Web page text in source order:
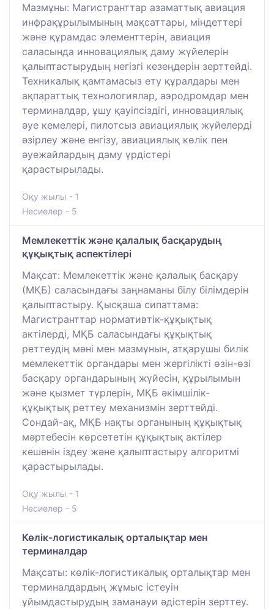
Мазмұны: Магистранттар азаматтық авиация
инфрақұрылымының мақсаттары, міндеттері
және құрамдас элементтерін, авиация
саласында инновациялық даму жүйелерін
қалыптастырудың негізгі кезеңдерін зерттейді.
Техникалық қамтамасыз ету құралдары мен
ақпараттық технологиялар, аэродромдар мен
терминалдар, ұшу қауіпсіздігі, инновациялық
әуе кемелері, пилотсыз авиациялық жүйелерді
әзірлеу және енгізу, авиациялық көлік пен
әуежайлардың даму үрдістері
қарастырылады.
Оқу жылы - 1
Несиелер - 5
Мемлекеттік және қалалық басқарудың
құқықтық аспектілері
Мақсат: Мемлекеттік және қалалық басқару
(МҚБ) саласындағы заңнаманы білу білімдерін
қалыптастыру. Қысқаша сипаттама:
Магистранттар нормативтік-құқықтық
актілерді, МҚБ саласындағы құқықтық
реттеудің мәні мен мазмұнын, атқарушы билік
мемлекеттік органдары мен жергілікті өзін-өзі
басқару органдарының жүйесін, құрылымын
және қызмет түрлерін, МҚБ әкімшілік-
құқықтық реттеу механизмін зерттейді.
Сондай-ақ, МҚБ нақты органының құқықтық
мәртебесін көрсететін құқықтық актілер
кешенін іздеу және қалыптастыру алгоритмі
қарастырылады.
Оқу жылы - 1
Несиелер - 5
Көлік-логистикалық орталықтар мен
терминалдар
Мақсаты: көлік-логистикалық орталықтар мен
терминалдардың жұмыс істеуін
ұйымдастырудың заманауи әдістерін зерттеу.